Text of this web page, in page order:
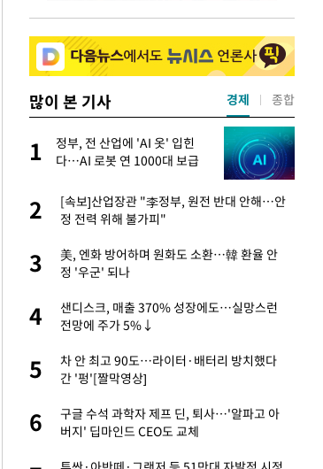
많이 본 기사
1
정부, 전 산업에 'AI 옷' 입힌
다…AI 로봇 연 1000대 보급
2
[속보]산업장관 "李정부, 원전 반대 안해…안
정 전력 위해 불가피"
3
美, 엔화 방어하며 원화도 소환…韓 환율 안
정 '우군' 되나
4
샌디스크, 매출 370% 성장에도…실망스런
전망에 주가 5%↓
5
차 안 최고 90도…라이터·배터리 방치했다
간 '펑'[짤막영상]
6
구글 수석 과학자 제프 딘, 퇴사…'알파고 아
버지' 딥마인드 CEO도 교체
경제 종합